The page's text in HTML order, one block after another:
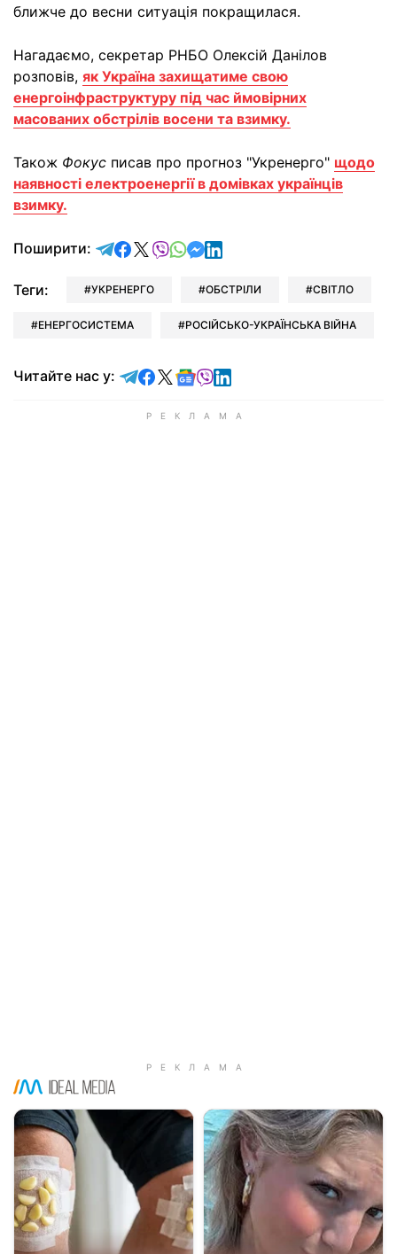
ближче до весни ситуація покращилася.
Нагадаємо, секретар РНБО Олексій Данілов
розповів, як Україна захищатиме свою
енергоінфраструктуру під час ймовірних
масованих обстрілів восени та взимку.
Також Фокус писав про прогноз "Укренерго" щодо
наявності електроенергії в домівках українців
взимку.
Поширити: відправити у Telegram
поділитись у Facebook
поділитись у X
відправити у Viber
відправити у Whatsapp
відправити у Messenger
відправити у LinkedIn
Теги: УКРЕНЕРГО ОБСТРІЛИ СВІТЛО
ЕНЕРГОСИСТЕМА РОСІЙСЬКО-УКРАЇНСЬКА ВІЙНА
Читайте нас у: Читайте у Telegram
Читайте у Facebook
Читайте у X
Читайте у Google news
Читайте у Viber
Читайте у LinkedIn